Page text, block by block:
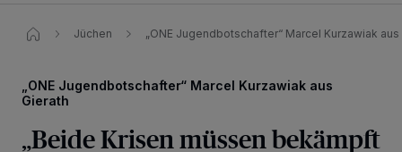
Jüchen „ONE Jugendbotschafter“ Marcel Kurzawiak aus
„ONE Jugendbotschafter“ Marcel Kurzawiak aus
Gierath
„Beide Krisen müssen bekämpft